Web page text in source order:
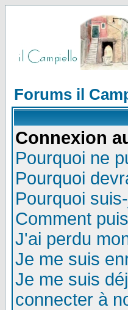
Forums il
Connexion
Pourquoi ne
Pourquoi
Pourquoi
Comment
J'ai perdu
Je me suis
Je me suis
connecter à